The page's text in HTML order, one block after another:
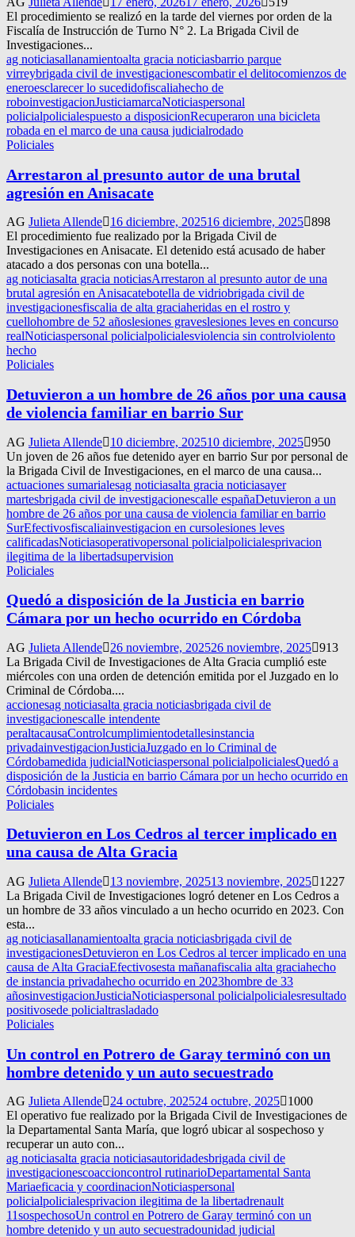
El procedimiento se realizó en la tarde del viernes por orden de la
Fiscalía de Instrucción de Turno N° 2. La Brigada Civil de
Investigaciones...
ag noticiasallanamientoalta gracia noticiasbarrio parque
virreybrigada civil de investigacionescombatir el delitocomienzos de
eneroesclarecer lo sucedidofiscaliahecho de
roboinvestigacionJusticiamarcaNoticiaspersonal
policialpolicialespuesto a disposicionRecuperaron una bicicleta
robada en el marco de una causa judicialrodado
Policiales
Arrestaron al presunto autor de una brutal
agresión en Anisacate
AG Julieta Allende 16 diciembre, 202516 diciembre, 2025 898
El procedimiento fue realizado por la Brigada Civil de
Investigaciones en Anisacate. El detenido está acusado de haber
atacado a dos personas con una botella...
ag noticiasalta gracia noticiasArrestaron al presunto autor de una
brutal agresión en Anisacatebotella de vidriobrigada civil de
investigacionesfiscalia de alta graciaheridas en el rostro y
cuellohombre de 52 añoslesiones graveslesiones leves en concurso
realNoticiaspersonal policialpolicialesviolencia sin controlviolento
hecho
Policiales
Detuvieron a un hombre de 26 años por una causa
de violencia familiar en barrio Sur
AG Julieta Allende 10 diciembre, 202510 diciembre, 2025 950
Un joven de 26 años fue detenido ayer en barrio Sur por personal de
la Brigada Civil de Investigaciones, en el marco de una causa...
actuaciones sumarialesag noticiasalta gracia noticiasayer
martesbrigada civil de investigacionescalle españaDetuvieron a un
hombre de 26 años por una causa de violencia familiar en barrio
SurEfectivosfiscaliainvestigacion en cursolesiones leves
calificadasNoticiasoperativopersonal policialpolicialesprivacion
ilegitima de la libertadsupervision
Policiales
Quedó a disposición de la Justicia en barrio
Cámara por un hecho ocurrido en Córdoba
AG Julieta Allende 26 noviembre, 202526 noviembre, 2025 913
La Brigada Civil de Investigaciones de Alta Gracia cumplió este
miércoles con una orden de detención emitida por el Juzgado en lo
Criminal de Córdoba....
accionesag noticiasalta gracia noticiasbrigada civil de
investigacionescalle intendente
peraltacausaControlcumplimientodetallesinstancia
privadainvestigacionJusticiaJuzgado en lo Criminal de
Córdobamedida judicialNoticiaspersonal policialpolicialesQuedó a
disposición de la Justicia en barrio Cámara por un hecho ocurrido en
Córdobasin incidentes
Policiales
Detuvieron en Los Cedros al tercer implicado en
una causa de Alta Gracia
AG Julieta Allende 13 noviembre, 202513 noviembre, 2025
1227
La Brigada Civil de Investigaciones logró detener en Los Cedros a
un hombre de 33 años vinculado a un hecho ocurrido en 2023. Con
esta...
ag noticiasallanamientoalta gracia noticiasbrigada civil de
investigacionesDetuvieron en Los Cedros al tercer implicado en una
causa de Alta GraciaEfectivosesta mañanafiscalia alta graciahecho
de instancia privadahecho ocurrido en 2023hombre de 33
añosinvestigacionJusticiaNoticiaspersonal policialpolicialesresultado
positivosede policialtrasladado
Policiales
Un control en Potrero de Garay terminó con un
hombre detenido y un auto secuestrado
AG Julieta Allende 24 octubre, 202524 octubre, 2025
1000
El operativo fue realizado por la Brigada Civil de Investigaciones de
la Departamental Santa María, que logró ubicar al sospechoso y
recuperar un auto con...
ag noticiasalta gracia noticiasautoridadesbrigada civil de
investigacionescoaccioncontrol rutinarioDepartamental Santa
Mariaeficacia y coordinacionNoticiaspersonal
policialpolicialesprivacion ilegitima de la libertadrenault
11sospechosoUn control en Potrero de Garay terminó con un
hombre detenido y un auto secuestradounidad judicial